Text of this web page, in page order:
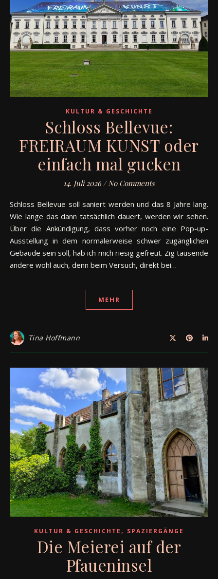
KULTUR & GESCHICHTE
Schloss Bellevue:
FREIRAUM KUNST oder
einfach mal gucken
14. Juli 2026 / No Comments
Schloss Bellevue soll saniert werden und das 8 Jahre lang.
Wie lange das dann tatsächlich dauert, werden wir sehen.
Über die Ankündigung, dass vorher noch eine Pop-up-
Ausstellung in dem normalerweise schwer zugänglichen
Gebäude sein soll, hab ich mich riesig gefreut. Zig tausende
andere wohl auch, denn beim Versuch, direkt bei…
MEHR
Tina Hoffmann
KULTUR & GESCHICHTE , SPAZIERGÄNGE
Die Meierei auf der
Pfaueninsel